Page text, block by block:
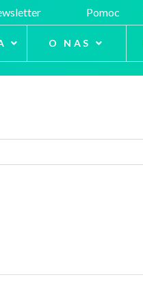
Pomoc
O NAS